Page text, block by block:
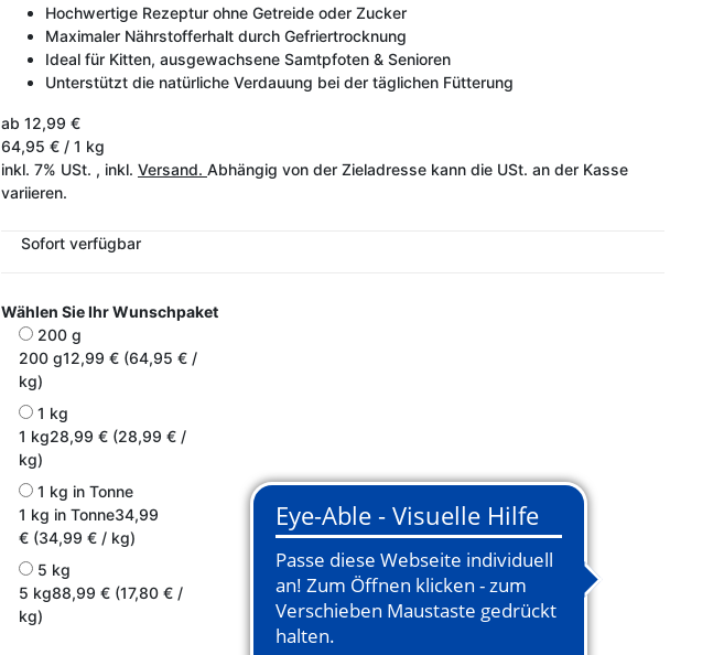
Hochwertige Rezeptur ohne Getreide oder Zucker
Maximaler Nährstofferhalt durch Gefriertrocknung
Ideal für Kitten, ausgewachsene Samtpfoten & Senioren
Unterstützt die natürliche Verdauung bei der täglichen Fütterung
ab 12,99 €
64,95 € / 1 kg
inkl. 7% USt. , inkl. Versand. Abhängig von der Zieladresse kann die USt. an der Kasse
variieren.
Sofort verfügbar
Wählen Sie Ihr Wunschpaket
200 g
200 g12,99 € (64,95 € /
kg)
1 kg
1 kg28,99 € (28,99 € /
kg)
1 kg in Tonne
1 kg in Tonne34,99
€ (34,99 € / kg)
5 kg
5 kg88,99 € (17,80 € /
kg)